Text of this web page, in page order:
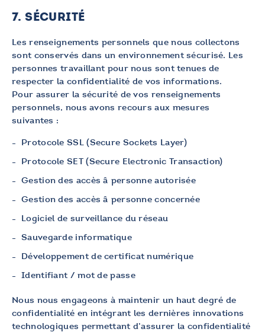
7. SÉCURITÉ
Les renseignements personnels que nous collectons
sont conservés dans un environnement sécurisé. Les
personnes travaillant pour nous sont tenues de
respecter la confidentialité de vos informations.
Pour assurer la sécurité de vos renseignements
personnels, nous avons recours aux mesures
suivantes :
Protocole SSL (Secure Sockets Layer)
Protocole SET (Secure Electronic Transaction)
Gestion des accès â personne autorisée
Gestion des accès â personne concernée
Logiciel de surveillance du réseau
Sauvegarde informatique
Développement de certificat numérique
Identifiant / mot de passe
Nous nous engageons à maintenir un haut degré de
confidentialité en intégrant les dernières innovations
technologiques permettant d’assurer la confidentialité